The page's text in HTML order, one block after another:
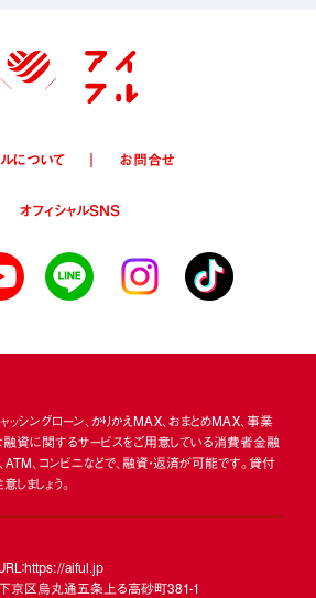
について お問合せ
オフィシャルSNS
ッシングローン、かりかえMAX、おまとめMAX、事業
融資に関するサービスをご用意している消費者金融
ATM、コンビニなどで、融資・返済が可能です。貸付
しましょう。
：https://aiful.jp
京区烏丸通五条上る高砂町381-1